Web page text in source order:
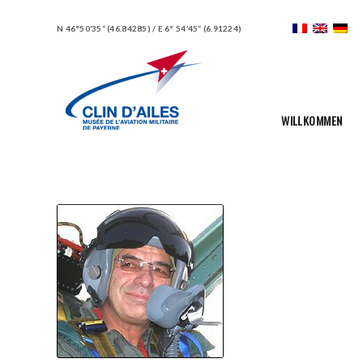
N 46°50’35“ (46.84285) / E 6° 54’45“ (6.91224)
WILLKOMMEN